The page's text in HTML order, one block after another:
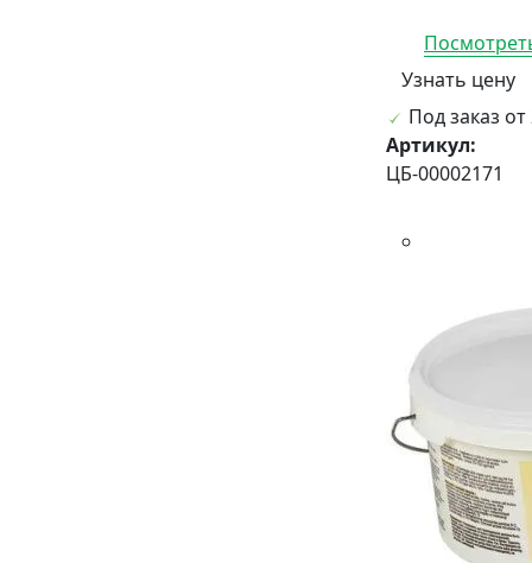
Узнать цену
Под заказ от
Артикул:
ЦБ-00002171